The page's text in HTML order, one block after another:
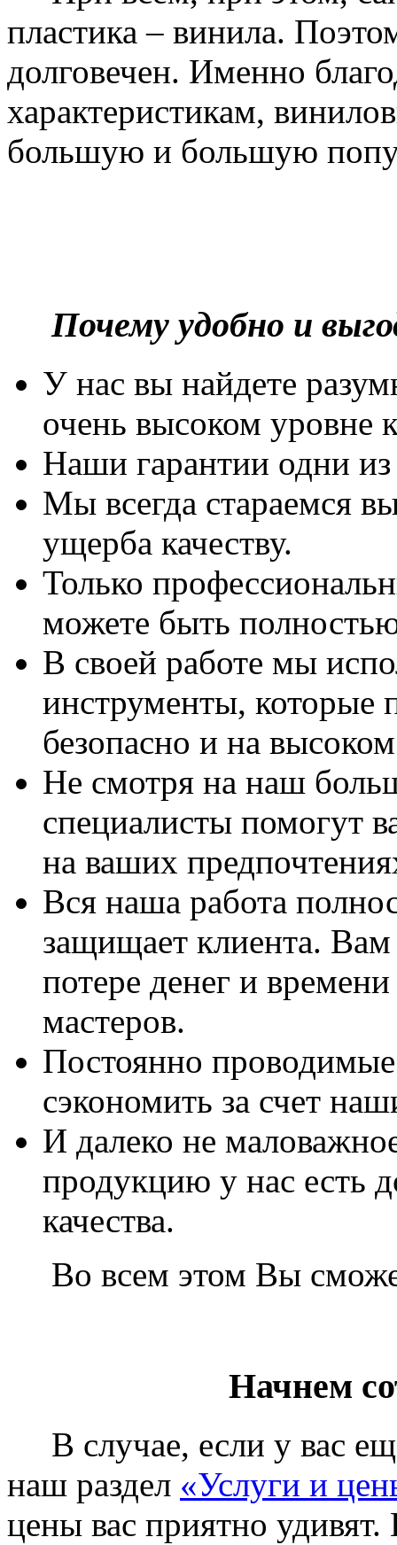
пластика – винила.
долговечен. Именно
характеристикам,
большую и большую
Почему удобно и
У нас вы найдете
очень высоком уровне
Наши гарантии одни
Мы всегда стараемся
ущерба качеству.
Только
можете быть
В своей работе мы
инструменты, которые
безопасно и на
Не смотря на наш
специалисты помогут
на ваших
Вся наша работа
защищает клиента. Вам
потере денег и
мастеров.
Постоянно
сэкономить за счет
И далеко не
продукцию у нас есть
качества.
Во всем этом Вы
Начнем
В случае, если у вас
наш раздел «Услуги и
цены вас приятно